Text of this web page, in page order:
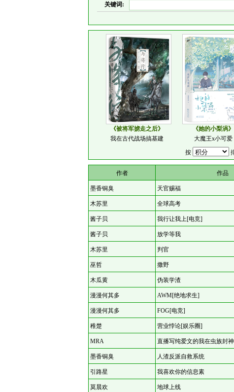
关键词:
《被将军掳走之后》
我在古代战场搞基建
《她的小梨涡》
大魔王x小可爱
按
作者 作品
墨香铜臭 天官赐福
木苏里 全球高考
酱子贝 我行让我上[电竞]
酱子贝 放学等我
木苏里 判官
巫哲 撒野
木瓜黄 伪装学渣
漫漫何其多 AWM[绝地求生]
漫漫何其多 FOG[电竞]
稚楚 营业悖论[娱乐圈]
MRA 直播写纯爱文的我在虫族封神
墨香铜臭 人渣反派自救系统
引路星 我喜欢你的信息素
莫晨欢 地球上线